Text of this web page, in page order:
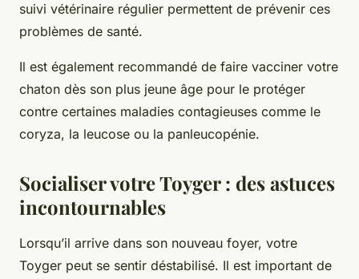
suivi vétérinaire régulier permettent de prévenir ces
problèmes de santé.
Il est également recommandé de faire vacciner votre
chaton dès son plus jeune âge pour le protéger
contre certaines maladies contagieuses comme le
coryza, la leucose ou la panleucopénie.
Socialiser votre Toyger : des astuces
incontournables
Lorsqu’il arrive dans son nouveau foyer, votre
Toyger peut se sentir déstabilisé. Il est important de